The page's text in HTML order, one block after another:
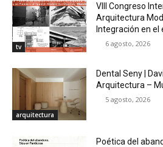
tv
VIII Congreso
Arquitectura
Integración en el
6 agosto, 2026
arquitectura
Dental Seny |
Arquitectura –
5 agosto, 2026
Poética del